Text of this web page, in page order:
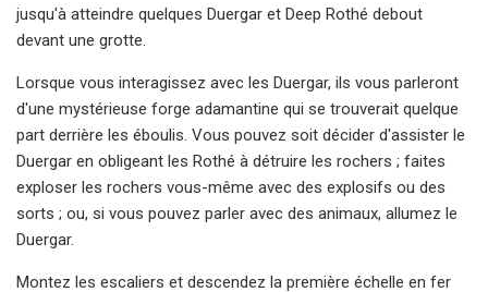
jusqu'à atteindre quelques Duergar et Deep Rothé debout
devant une grotte.
Lorsque vous interagissez avec les Duergar, ils vous parleront
d'une mystérieuse forge adamantine qui se trouverait quelque
part derrière les éboulis. Vous pouvez soit décider d'assister le
Duergar en obligeant les Rothé à détruire les rochers ; faites
exploser les rochers vous-même avec des explosifs ou des
sorts ; ou, si vous pouvez parler avec des animaux, allumez le
Duergar.
Montez les escaliers et descendez la première échelle en fer